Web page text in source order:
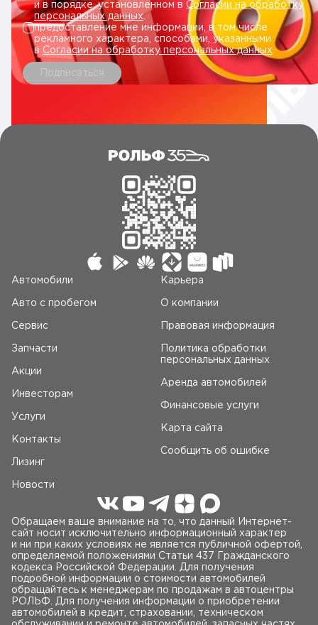
и в порядке, установленном в Согласии на обработку
персональных данных.
предоставление мне информации, в том числе
рекламного характера, способами, указанными
в Согласии на обработку персональных данных
Подписаться
Автомобили
Авто c пробегом
Сервис
Запчасти
Акции
Инвесторам
Услуги
Контакты
Лизинг
Новости
Карьера
О компании
Правовая информация
Политика обработки
персональных данных
Аренда автомобилей
Финансовые услуги
Карта сайта
Сообщить об ошибке
Обращаем ваше внимание на то, что данный Интернет-
сайт носит исключительно информационный характер
и ни при каких условиях не является публичной офертой,
определяемой положениями Статьи 437 Гражданского
кодекса Российской Федерации. Для получения
подробной информации о стоимости автомобилей
обращайтесь к менеджерам по продажам в автоцентры
РОЛЬФ. Для получения информации о приобретении
автомобилей в кредит, страховании, техническом